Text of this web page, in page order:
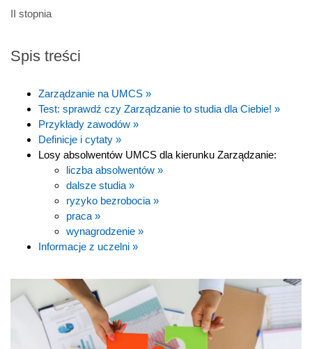
II stopnia
Spis treści
Zarządzanie na UMCS »
Test: sprawdź czy Zarządzanie to studia dla Ciebie! »
Przykłady zawodów »
Definicje i cytaty »
Losy absolwentów UMCS dla kierunku Zarządzanie:
liczba absolwentów »
dalsze studia »
ryzyko bezrobocia »
praca »
wynagrodzenie »
Informacje z uczelni »